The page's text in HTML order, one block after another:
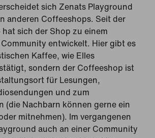
sich Zenats Playground
anderen Coffeeshops. Seit der
sich der Shop zu einem
entwickelt. Hier gibt es
Kaffee, wie Elles
sondern der Coffeeshop ist
für Lesungen,
und zum
(die Nachbarn können gerne ein
mitnehmen). Im vergangenen
auch an einer Community